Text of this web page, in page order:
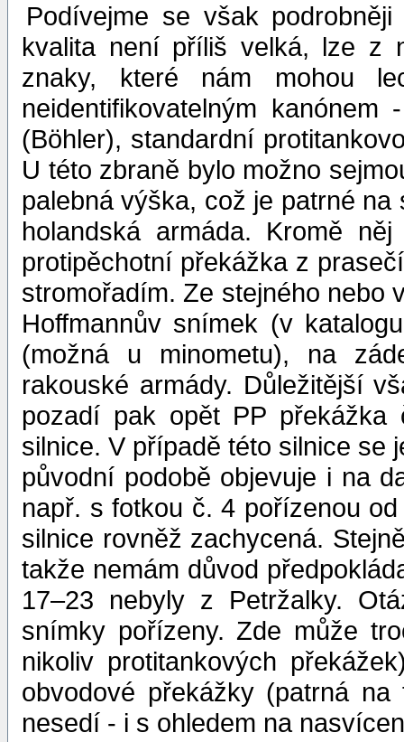
Podívejme se však
kvalita není příliš velká, lze z
znaky, které nám mohou
neidentifikovatelným
(Böhler), standardní
U této zbraně bylo možno
palebná výška, což je patrné
holandská armáda. Kromě
protipěchotní překážka z
stromořadím. Ze stejného nebo
Hoffmannův snímek (v
(možná u minometu), na
rakouské armády. Důležitější
pozadí pak opět PP
silnice. V případě této silnice se
původní podobě objevuje i na
např. s fotkou č. 4 pořízenou
silnice rovněž zachycená.
takže nemám důvod
17–23 nebyly z Petržalky.
snímky pořízeny. Zde může
nikoliv protitankových
obvodové překážky (patrná
nesedí - i s ohledem na